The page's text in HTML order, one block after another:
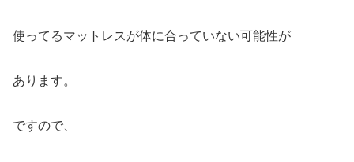
使ってるマットレスが体に合っていない可能性が
あります。
ですので、